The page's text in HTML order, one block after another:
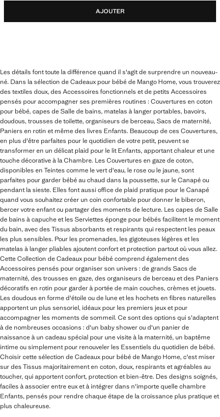
AJOUTER
Les détails font toute la différence quand il s'agit de surprendre un nouveau-
né. Dans la sélection de Cadeaux pour bébé de Mango Home, vous trouverez
des textiles doux, des Accessoires fonctionnels et de petits Accessoires
pensés pour accompagner ses premières routines : Couvertures en coton
pour bébé, capes de Salle de bains, matelas à langer portables, bavoirs,
doudous, trousses de toilette, organiseurs de berceau, Sacs de maternité,
Paniers en rotin et même des livres Enfants. Beaucoup de ces Couvertures,
en plus d'être parfaites pour le quotidien de votre petit, peuvent se
transformer en un délicat plaid pour le lit Enfants, apportant chaleur et une
touche décorative à la Chambre. Les Couvertures en gaze de coton,
disponibles en Teintes comme le vert d'eau, le rose ou le jaune, sont
parfaites pour garder bébé au chaud dans la poussette, sur le Canapé ou
pendant la sieste. Elles font aussi office de plaid pratique pour le Canapé
quand vous souhaitez créer un coin confortable pour donner le biberon,
bercer votre enfant ou partager des moments de lecture. Les capes de Salle
de bains à capuche et les Serviettes éponge pour bébés facilitent le moment
du bain, avec des Tissus absorbants et respirants qui respectent les peaux
les plus sensibles. Pour les promenades, les gigoteuses légères et les
matelas à langer pliables ajoutent confort et protection partout où vous allez.
Cette Collection de Cadeaux pour bébé comprend également des
Accessoires pensés pour organiser son univers : de grands Sacs de
maternité, des trousses en gaze, des organiseurs de berceau et des Paniers
décoratifs en rotin pour garder à portée de main couches, crèmes et jouets.
Les doudous en forme d'étoile ou de lune et les hochets en fibres naturelles
apportent un plus sensoriel, idéaux pour les premiers jeux et pour
accompagner les moments de sommeil. Ce sont des options qui s'adaptent
à de nombreuses occasions : d'un baby shower ou d'un panier de
naissance à un cadeau spécial pour une visite à la maternité, un baptême
intime ou simplement pour renouveler les Essentiels du quotidien de bébé.
Choisir cette sélection de Cadeaux pour bébé de Mango Home, c'est miser
sur des Tissus majoritairement en coton, doux, respirants et agréables au
toucher, qui apportent confort, protection et bien-être. Des designs soignés,
faciles à associer entre eux et à intégrer dans n'importe quelle chambre
Enfants, pensés pour rendre chaque étape de la croissance plus pratique et
plus chaleureuse.